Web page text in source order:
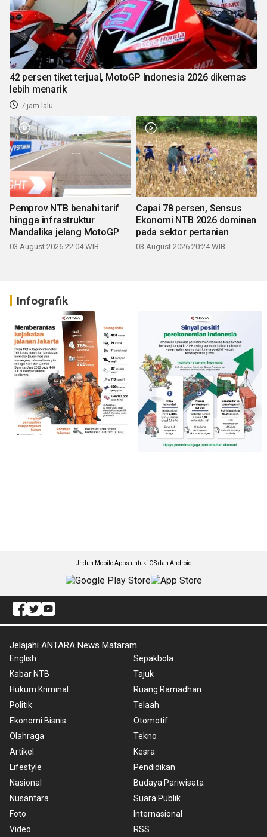
42 persen tiket terjual, MotoGP Indonesia 2026 dikemas
lebih menarik
7 jam lalu
Pemprov NTB benahi tarif
hingga infrastruktur
Mandalika jelang MotoGP
03 August 2026 22:04 WIB
Capai 78 persen, Sensus
Ekonomi NTB 2026 dominan
pada sektor pertanian
03 August 2026 20:24 WIB
Infografik
Unduh Mobile Apps untuk iOS dan Android
Jelajahi ANTARA News Mataram
English
Kabar NTB
Hukum Kriminal
Politik
Ekonomi Bisnis
Olahraga
Artikel
Lifestyle
Nasional
Nusantara
Foto
Video
Sepakbola
Tajuk
Ruang Ramadhan
Telaah
Otomotif
Tekno
Kesra
Pendidikan
Budaya Pariwisata
Suara Publik
Internasional
RSS